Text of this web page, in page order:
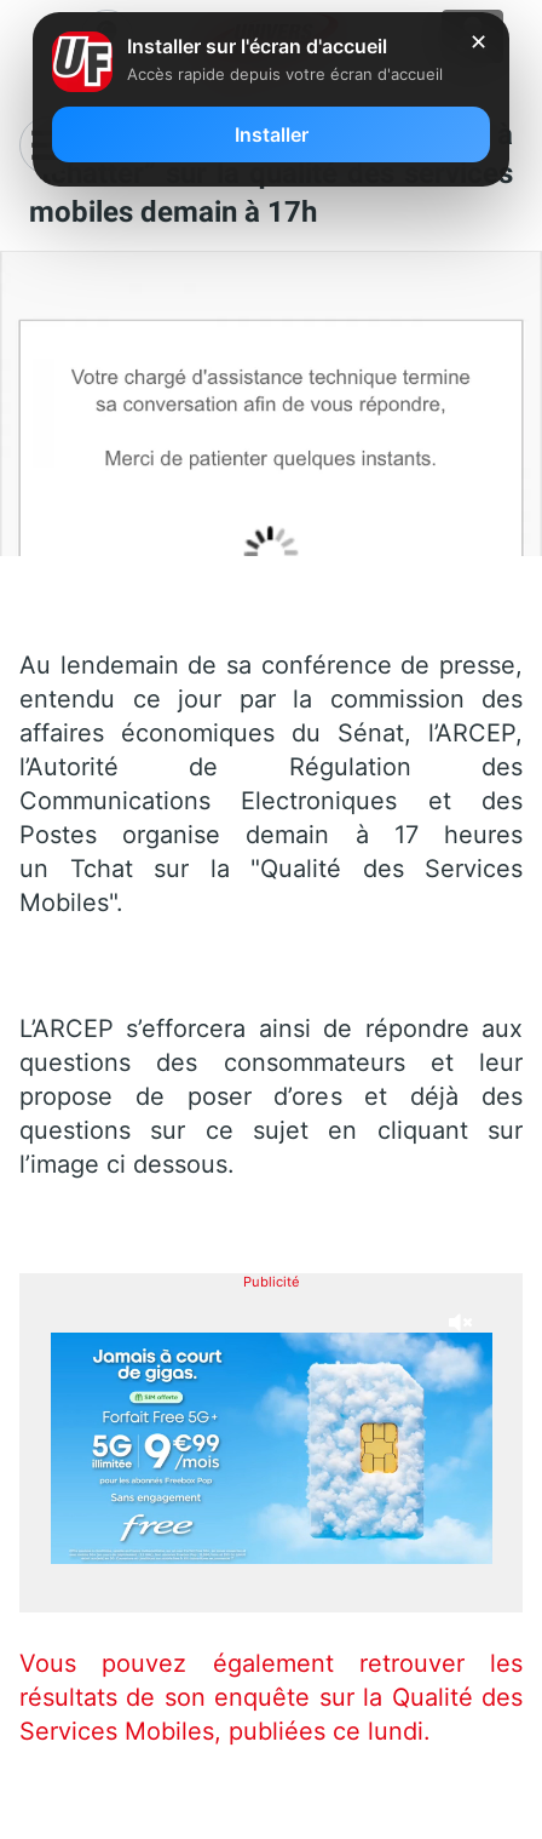
L’ARCEP invite les consommateur à
“tchatter” sur la qualité des services
mobiles demain à 17h
Au lendemain de sa conférence de presse,
entendu ce jour par la commission des
affaires économiques du Sénat, l’ARCEP,
l’Autorité de Régulation des
Communications Electroniques et des
Postes organise demain à 17 heures
un Tchat sur la "Qualité des Services
Mobiles".
L’ARCEP s’efforcera ainsi de répondre aux
questions des consommateurs et leur
propose de poser d’ores et déjà des
questions sur ce sujet en cliquant sur
l’image ci dessous.
Publicité
Vous pouvez également retrouver les
résultats de son enquête sur la Qualité des
Services Mobiles, publiées ce lundi.
✕
Installer sur l'écran d'accueil
Accès rapide depuis votre écran d'accueil
Installer